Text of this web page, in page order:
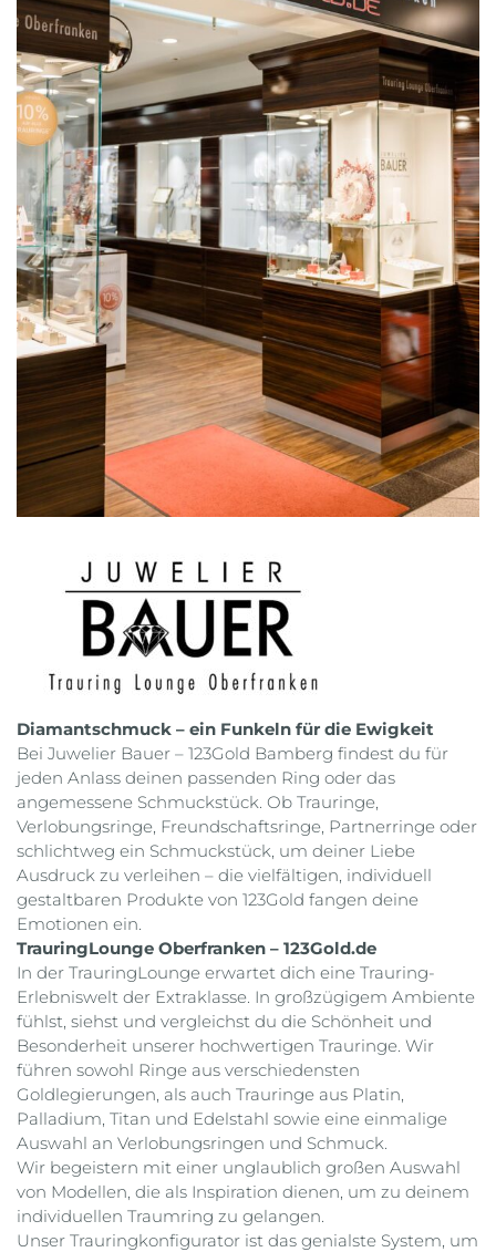
Diamantschmuck – ein Funkeln für die Ewigkeit
Bei Juwelier Bauer – 123Gold Bamberg findest du für
jeden Anlass deinen passenden Ring oder das
angemessene Schmuckstück. Ob Trauringe,
Verlobungsringe, Freundschaftsringe, Partnerringe oder
schlichtweg ein Schmuckstück, um deiner Liebe
Ausdruck zu verleihen – die vielfältigen, individuell
gestaltbaren Produkte von 123Gold fangen deine
Emotionen ein.
TrauringLounge Oberfranken – 123Gold.de
In der TrauringLounge erwartet dich eine Trauring-
Erlebniswelt der Extraklasse. In großzügigem Ambiente
fühlst, siehst und vergleichst du die Schönheit und
Besonderheit unserer hochwertigen Trauringe. Wir
führen sowohl Ringe aus verschiedensten
Goldlegierungen, als auch Trauringe aus Platin,
Palladium, Titan und Edelstahl sowie eine einmalige
Auswahl an Verlobungsringen und Schmuck.
Wir begeistern mit einer unglaublich großen Auswahl
von Modellen, die als Inspiration dienen, um zu deinem
individuellen Traumring zu gelangen.
Unser Trauringkonfigurator ist das genialste System, um